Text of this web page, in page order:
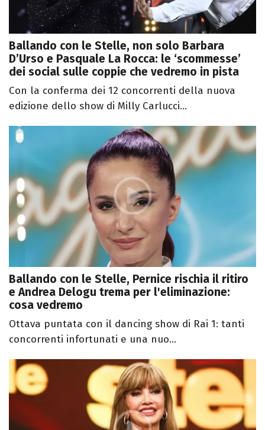
Ballando con le Stelle, non solo Barbara
D’Urso e Pasquale La Rocca: le ‘scommesse’
dei social sulle coppie che vedremo in pista
Con la conferma dei 12 concorrenti della nuova
edizione dello show di Milly Carlucci...
Ballando con le Stelle, Pernice rischia il ritiro
e Andrea Delogu trema per l'eliminazione:
cosa vedremo
Ottava puntata con il dancing show di Rai 1: tanti
concorrenti infortunati e una nuo...